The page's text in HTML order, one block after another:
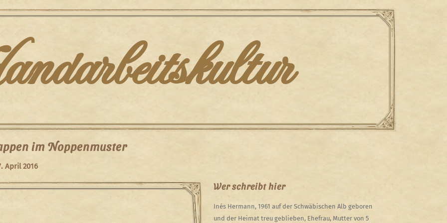
im Noppenmuster
April 2016
Wer schreibt hier
Inés Hermann, 1961 auf der Schwäbischen Alb geboren
und der Heimat treu geblieben, Ehefrau, Mutter von 5